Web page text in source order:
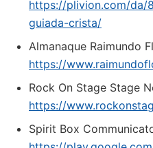
https://plivion.com/
guiada-crista/
Almanaque Raimundo
https://
Rock On Stage Stage
https://
Spirit Box